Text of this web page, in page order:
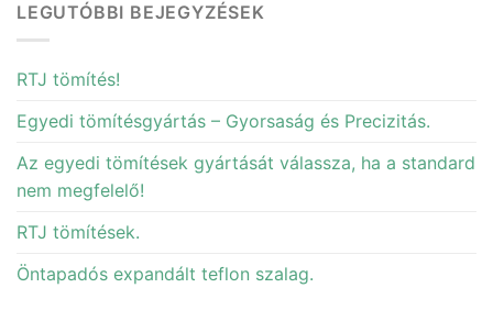
LEGUTÓBBI BEJEGYZÉSEK
RTJ tömítés!
Egyedi tömítésgyártás – Gyorsaság és Precizitás.
Az egyedi tömítések gyártását válassza, ha a standard
nem megfelelő!
RTJ tömítések.
Öntapadós expandált teflon szalag.